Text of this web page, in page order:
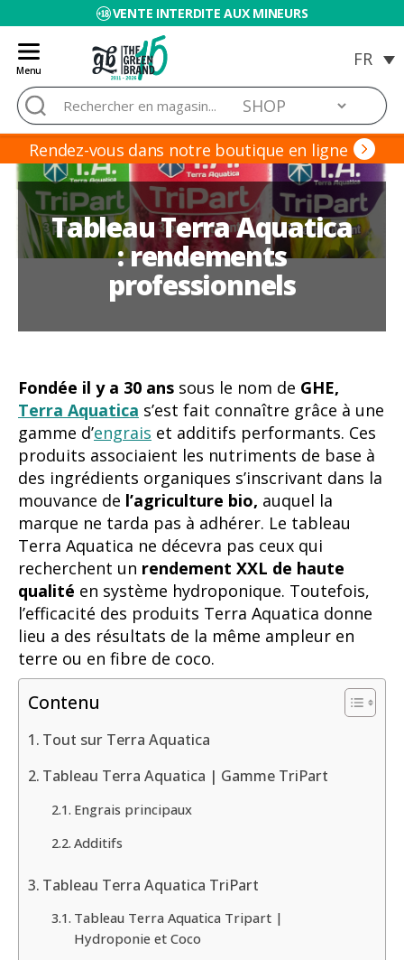
VENTE INTERDITE AUX MINEURS
Menu
Blog
de
Grow
Barato
Rechercher :
Rendez-vous dans notre boutique en ligne
Tableau Terra Aquatica
: rendements
professionnels
Fondée il y a 30 ans sous le nom de GHE,
Terra Aquatica s’est fait connaître grâce à une
gamme d’engrais et additifs performants. Ces
produits associaient les nutriments de base à
des ingrédients organiques s’inscrivant dans la
mouvance de l’agriculture bio, auquel la
marque ne tarda pas à adhérer. Le tableau
Terra Aquatica ne décevra pas ceux qui
recherchent un rendement XXL de haute
qualité en système hydroponique. Toutefois,
l’efficacité des produits Terra Aquatica donne
lieu a des résultats de la même ampleur en
terre ou en fibre de coco.
Contenu
Tout sur Terra Aquatica
Tableau Terra Aquatica | Gamme TriPart
Engrais principaux
Additifs
Tableau Terra Aquatica TriPart
Tableau Terra Aquatica Tripart |
Hydroponie et Coco